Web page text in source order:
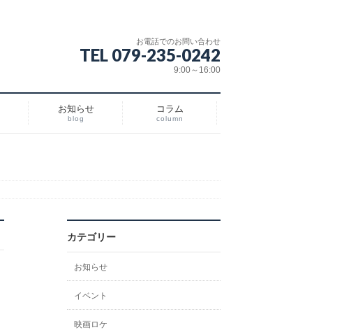
お電話でのお問い合わせ
TEL 079-235-0242
9:00～16:00
お知らせ
blog
コラム
column
カテゴリー
お知らせ
イベント
映画ロケ